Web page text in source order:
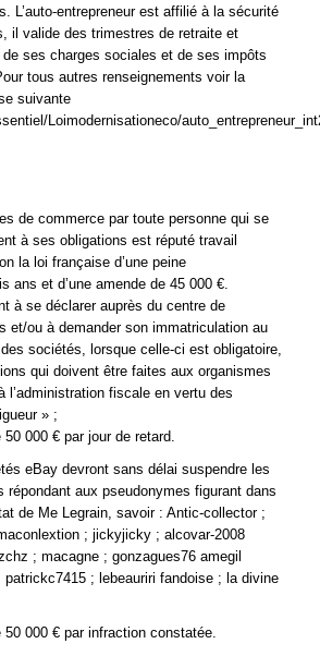
L’auto-entrepreneur est affilié à la sécurité
il valide des trimestres de retraite et
de ses charges sociales et de ses impôts
tous autres renseignements voir la
suivante
Loimodernisationeco/
de commerce par toute personne qui se
à ses obligations est réputé travail
la loi française d’une peine
ans et d’une amende de 45 000 €.
à se déclarer auprès du centre de
et/ou à demander son immatriculation au
sociétés, lorsque celle-ci est obligatoire,
qui doivent être faites aux organismes
l’administration fiscale en vertu des
» ;
000 € par jour de retard.
eBay devront sans délai suspendre les
répondant aux pseudonymes figurant dans
de Me Legrain, savoir : Antic-collector ;
; jickyjicky ; alcovar-2008
; macagne ; gonzagues76 amegil
; lebeauriri fandoise ; la divine
000 € par infraction constatée.